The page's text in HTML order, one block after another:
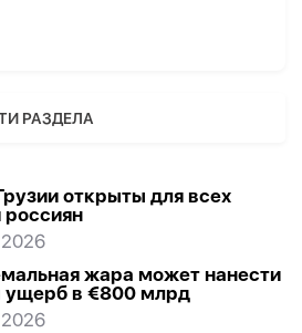
РАЗДЕЛА
открыты для всех
россиян
2026
жара может нанести
ущерб в €800 млрд
2026